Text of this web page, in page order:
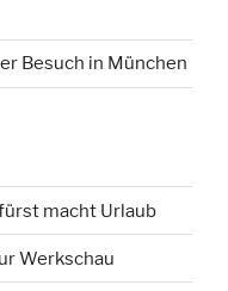
Besuch in München
macht Urlaub
Werkschau